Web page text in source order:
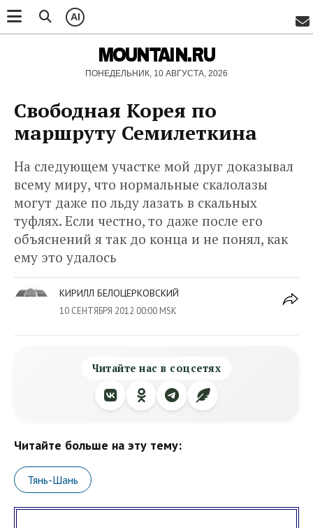
AI
MOUNTAIN.RU
ПОНЕДЕЛЬНИК, 10 АВГУСТА, 2026
Свободная Корея по
маршруту Семилеткина
На следующем участке мой друг доказывал
всему миру, что нормальные скалолазы
могут даже по льду лазать в скальных
туфлях. Если честно, то даже после его
объяснений я так до конца и не понял, как
ему это удалось
КИРИЛЛ БЕЛОЦЕРКОВСКИЙ
10 СЕНТЯБРЯ 2012 00:00 MSK
Читайте нас в соцсетях
Читайте больше на эту тему:
Тянь-Шань